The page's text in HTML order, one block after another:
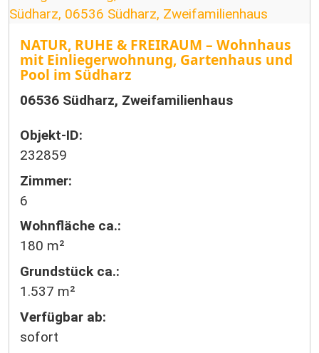
NATUR, RUHE & FREIRAUM – Wohnhaus
mit Einliegerwohnung, Gartenhaus und
Pool im Südharz
06536 Südharz, Zweifamilienhaus
Objekt-ID:
232859
Zimmer:
6
Wohnfläche ca.:
180 m²
Grund­stück ca.:
1.537 m²
Verfügbar ab:
sofort